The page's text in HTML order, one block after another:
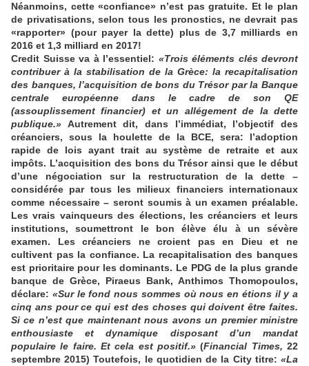
Néanmoins, cette «confiance» n’est pas gratuite. Et le plan
de privatisations, selon tous les pronostics, ne devrait pas
«rapporter» (pour payer la dette) plus de 3,7 milliards en
2016 et 1,3 milliard en 2017!
Credit Suisse va à l’essentiel: «Trois éléments clés devront
contribuer à la stabilisation de la Grèce: la recapitalisation
des banques, l’acquisition de bons du Trésor par la Banque
centrale européenne dans le cadre de son QE
(assouplissement financier) et un allégement de la dette
publique.» Autrement dit, dans l’immédiat, l’objectif des
créanciers, sous la houlette de la BCE, sera: l’adoption
rapide de lois ayant trait au système de retraite et aux
impôts. L’acquisition des bons du Trésor ainsi que le début
d’une négociation sur la restructuration de la dette –
considérée par tous les milieux financiers internationaux
comme nécessaire – seront soumis à un examen préalable.
Les vrais vainqueurs des élections, les créanciers et leurs
institutions, soumettront le bon élève élu à un sévère
examen. Les créanciers ne croient pas en Dieu et ne
cultivent pas la confiance. La recapitalisation des banques
est prioritaire pour les dominants. Le PDG de la plus grande
banque de Grèce, Piraeus Bank, Anthimos Thomopoulos,
déclare: «Sur le fond nous sommes où nous en étions il y a
cinq ans pour ce qui est des choses qui doivent être faites.
Si ce n’est que maintenant nous avons un premier ministre
enthousiaste et dynamique disposant d’un mandat
populaire le faire. Et cela est positif.» (Financial Times, 22
septembre 2015) Toutefois, le quotidien de la City titre: «La